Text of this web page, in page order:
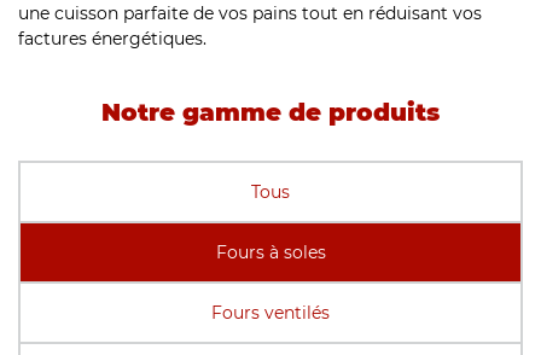
une cuisson parfaite de vos pains tout en réduisant vos
factures énergétiques.
Notre gamme de produits
Tous
Fours à soles
Fours ventilés